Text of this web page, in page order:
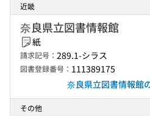
近畿
奈良県立図書情報館
紙
請求記号： 289.1-シラス
図書登録番号： 111389175
奈良県立図書情報館
その他